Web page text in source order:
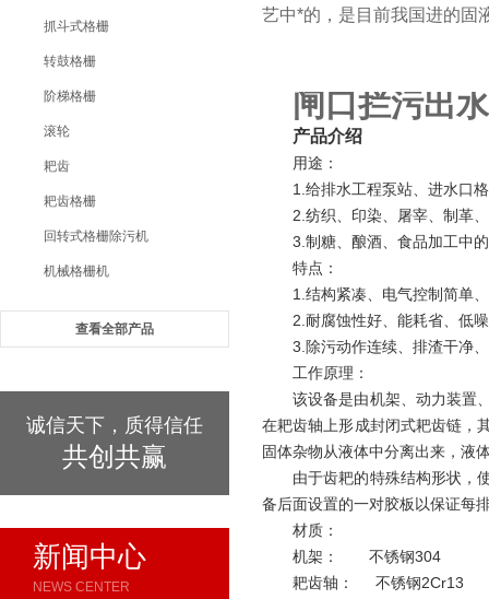
抓斗式格栅
转鼓格栅
阶梯格栅
滚轮
耙齿
耙齿格栅
回转式格栅除污机
机械格栅机
查看全部产品
诚信天下，质得信任
共创共赢
新闻中心
NEWS CENTER
艺中*的，是目前我国进的固
闸口拦污出
产品介绍
用途：
1.给排水工程泵站、进水口
2.纺织、印染、屠宰、制革
3.制糖、酿酒、食品加工中
特点：
1.结构紧凑、电气控制简单
2.耐腐蚀性好、能耗省、低
3.除污动作连续、排渣干净
工作原理：
该设备是由机架、动力装置
在耙齿轴上形成封闭式耙齿链，
固体杂物从液体中分离出来，液
由于齿耙的特殊结构形状，
备后面设置的一对胶板以保证每
材质：
机架： 不锈钢304
耙齿轴： 不锈钢2Cr13